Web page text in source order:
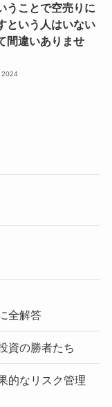
うことで空売りに
という人はいない
間違いありませ
2024
全解答
資の勝者たち
的なリスク管理